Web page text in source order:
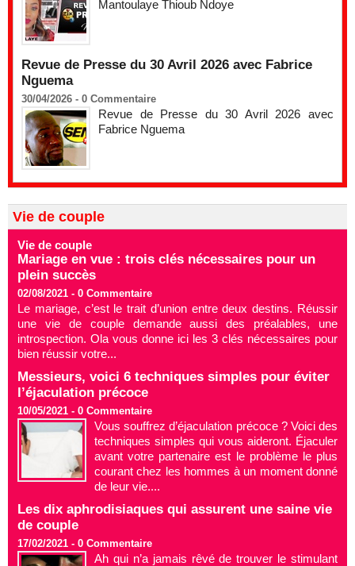
Mantoulaye Thioub Ndoye
Revue de Presse du 30 Avril 2026 avec Fabrice
Nguema
30/04/2026 - 0 Commentaire
Revue de Presse du 30 Avril 2026 avec
Fabrice Nguema
Vie de couple
Vie de couple
Mariage en vue : trois clés nécessaires pour un
plein succès
02/08/2021 - 0 Commentaire
Le mariage, c’est le trait d’union entre deux destins. Réussir
une vie de couple demande aussi des préalables, une
introspection. Ola vous donne ici les 3 clés nécessaires pour
bien réussir votre...
Messieurs, voici 6 techniques simples pour éviter
l’éjaculation précoce
10/05/2021 - 0 Commentaire
Vous souffrez d’éjaculation précoce ? Voici des
techniques simples qui vous aideront. Éjaculer
avant votre partenaire est le problème le plus
courant chez les hommes à un moment donné
de leur vie....
Les dix aphrodisiaques qui assurent une saine vie
de couple
17/02/2021 - 0 Commentaire
Ah qui n’a jamais rêvé de trouver le stimulant